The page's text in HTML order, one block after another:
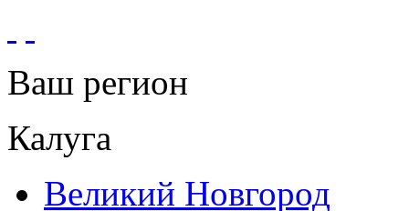
Ваш регион
Калуга
Великий Новгород